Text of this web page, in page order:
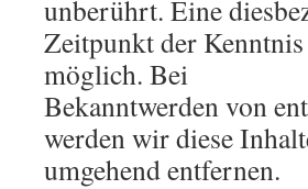
unberührt. Eine
Zeitpunkt der
möglich. Bei
Bekanntwerden von
werden wir diese
umgehend entfernen.